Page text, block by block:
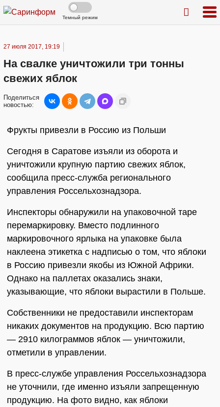
Темный режим
27 июля 2017, 19:19
На свалке уничтожили три тонны
свежих яблок
Поделиться
новостью:
Фрукты привезли в Россию из Польши
Сегодня в Саратове изъяли из оборота и
уничтожили крупную партию свежих яблок,
сообщила пресс-служба регионального
управления Россельхознадзора.
Инспекторы обнаружили на упаковочной таре
перемаркировку. Вместо подлинного
маркировочного ярлыка на упаковке была
наклеена этикетка с надписью о том, что яблоки
в Россию привезли якобы из Южной Африки.
Однако на паллетах оказались знаки,
указывающие, что яблоки вырастили в Польше.
Собственники не предоставили инспекторам
никаких документов на продукцию. Всю партию
— 2910 килограммов яблок — уничтожили,
отметили в управлении.
В пресс-службе управления Россельхознадзора
не уточнили, где именно изъяли запрещенную
продукцию. На фото видно, как яблоки